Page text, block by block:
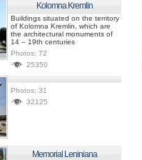
Kolomna Kremlin
Buildings situated on the territory
of Kolomna Kremlin, which are
the architectural monuments of
14 – 19th centuries
Photos: 72
25350
Photos: 31
32125
Memorial Leniniana